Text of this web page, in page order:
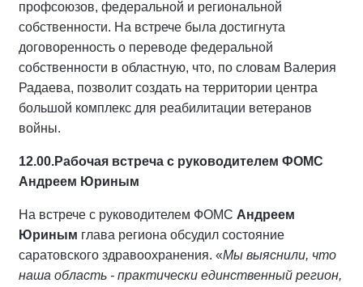
профсоюзов, федеральной и региональной
собственности. На встрече была достигнута
договоренность о переводе федеральной
собственности в областную, что, по словам Валерия
Радаева, позволит создать на территории центра
большой комплекс для реабилитации ветеранов
войны.
12.00.Рабочая встреча с руководителем ФОМС
Андреем Юриным
На встрече с руководителем ФОМС Андреем
Юриным глава региона обсудил состояние
саратовского здравоохранения. «Мы выяснили, что
наша область - практически единственный регион,